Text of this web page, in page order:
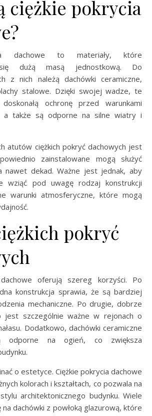
ciężkie pokrycia
dachowe to materiały, które
się dużą masą jednostkową. Do
z nich należą dachówki ceramiczne,
stalowe. Dzięki swojej wadze, te
ochronę przed warunkami
a także są odporne na silne wiatry i
atutów ciężkich pokryć dachowych jest
zainstalowane mogą służyć
dekad. Ważne jest jednak, aby
wziąć pod uwagę rodzaj konstrukcji
warunki atmosferyczne, które mogą
pokryć
oferują szereg korzyści. Po
konstrukcja sprawia, że są bardziej
mechaniczne. Po drugie, dobrze
jest szczególnie ważne w rejonach o
Dodatkowo, dachówki ceramiczne
na ogień, co zwiększa
o estetyce. Ciężkie pokrycia dachowe
kolorach i kształtach, co pozwala na
architektonicznego budynku. Wiele
dachówki z powłoką glazurową, które